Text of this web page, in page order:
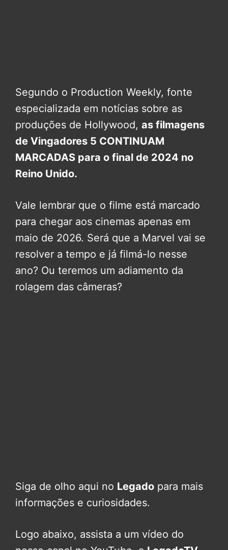
Segundo o Production Weekly, fonte
especializada em notícias sobre as
produções de Hollywood, as filmagens
de Vingadores 5 CONTINUAM
MARCADAS para o final de 2024 no
Reino Unido.
Vale lembrar que o filme está marcado
para chegar aos cinemas apenas em
maio de 2026. Será que a Marvel vai se
resolver a tempo e já filmá-lo nesse
ano? Ou teremos um adiamento da
rolagem das câmeras?
Siga de olho aqui no Legado para mais
informações e curiosidades.
Logo abaixo, assista a um vídeo do